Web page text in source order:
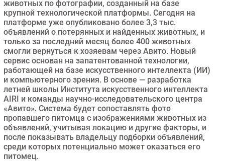
РАЗДЕЛЫ
Новости
Аналитика
Интервью
Мероприятия
Проекты
IT класс
Тестовый стенд
Каталог компаний
животных по фотографии, созданный на базе
крупной технологической платформы. Сегодня на
платформе уже опубликовано более 3,3 тыс.
объявлений о потерянных и найденных животных, и
только за последний месяц более 400 животных
смогли вернуться к хозяевам через Авито. Новый
сервис основан на запатентованной технологии,
работающей на базе искусственного интеллекта (ИИ)
и компьютерного зрения. В основе — разработка
летней школы Института искусственного интеллекта
AIRI и команды научно-исследовательского центра
«Авито». Система будет сопоставлять фото
пропавшего питомца с изображениями животных из
объявлений, учитывая локацию и другие факторы, и
после показывать владельцу подборки объявлений,
среди которых потенциально может оказаться его
питомец.